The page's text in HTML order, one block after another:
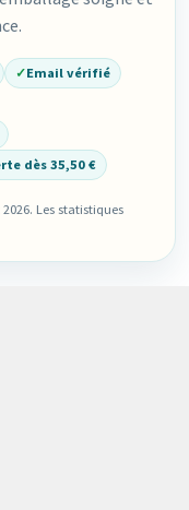
✓Email vérifié
dès 35,50 €
Les statistiques